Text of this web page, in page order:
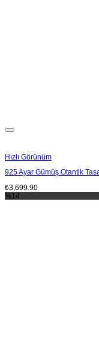
Hızlı Görünüm
925 Ayar Gümüş Otantik
₺3,699.90
%14